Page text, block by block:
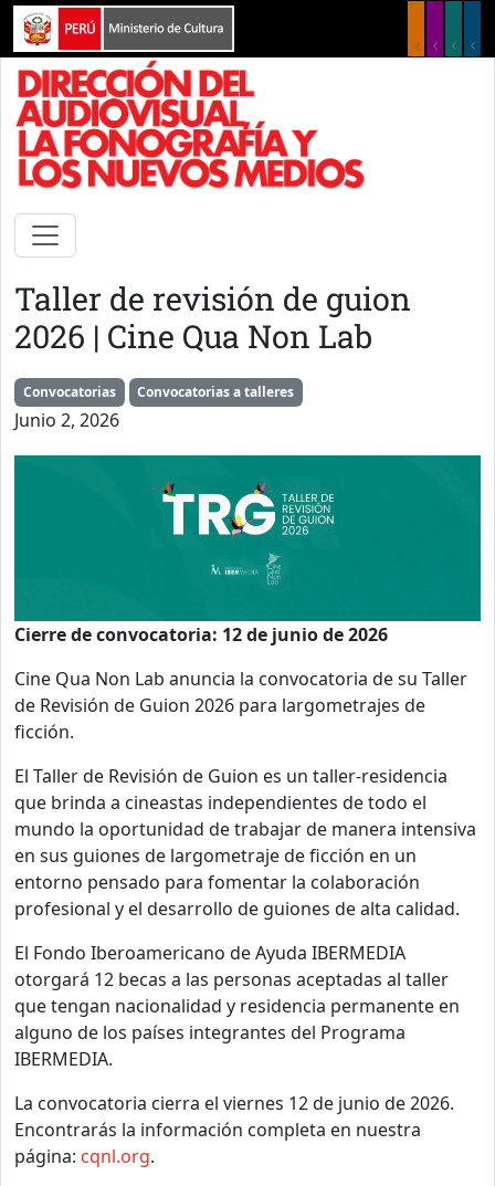
Pasar al contenido principal
Taller de revisión de guion
2026 | Cine Qua Non Lab
Convocatorias Convocatorias a talleres
Junio 2, 2026
Cierre de convocatoria: 12 de junio de 2026
Cine Qua Non Lab anuncia la convocatoria de su Taller
de Revisión de Guion 2026 para largometrajes de
ficción.
El Taller de Revisión de Guion es un taller-residencia
que brinda a cineastas independientes de todo el
mundo la oportunidad de trabajar de manera intensiva
en sus guiones de largometraje de ficción en un
entorno pensado para fomentar la colaboración
profesional y el desarrollo de guiones de alta calidad.
El Fondo Iberoamericano de Ayuda IBERMEDIA
otorgará 12 becas a las personas aceptadas al taller
que tengan nacionalidad y residencia permanente en
alguno de los países integrantes del Programa
IBERMEDIA.
La convocatoria cierra el viernes 12 de junio de 2026.
Encontrarás la información completa en nuestra
página: cqnl.org.